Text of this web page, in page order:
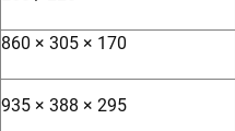
860 × 305 × 170
935 × 388 × 295